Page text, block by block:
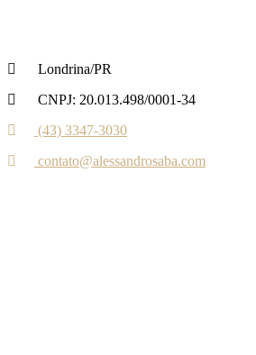
Londrina/PR
CNPJ: 20.013.498/0001-34
(43) 3347-3030‬‬
contato@alessandrosaba.com